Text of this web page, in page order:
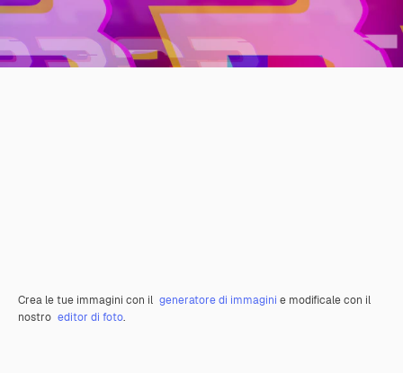
Crea le tue immagini con il generatore di immagini e modificale con il
nostro editor di foto.